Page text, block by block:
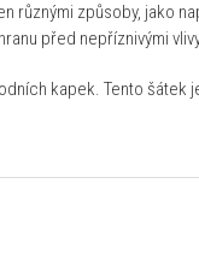
různými způsoby, jako
před nepříznivými
kapek. Tento